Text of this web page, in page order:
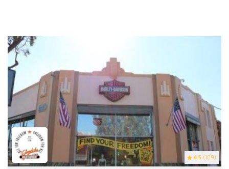
4.5 (189)